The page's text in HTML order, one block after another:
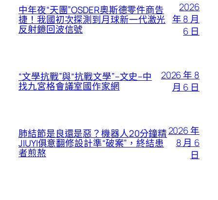
中年夜“天團”OSDER奧斯德零件商告
捷！我國初次探測到月球新一代激光
反射鏡回波信號
2026
年 8 月
6 日
“文學抗戰”與“抗戰文學”–文史–中
找九宮格會議室國作家網
2026 年 8
月 6 日
肺結節是良還是惡？機器人20分鐘精
JIUYI俱意翻修設計準“破案”，終結患
者煎熬
2026 年
8 月 6
日